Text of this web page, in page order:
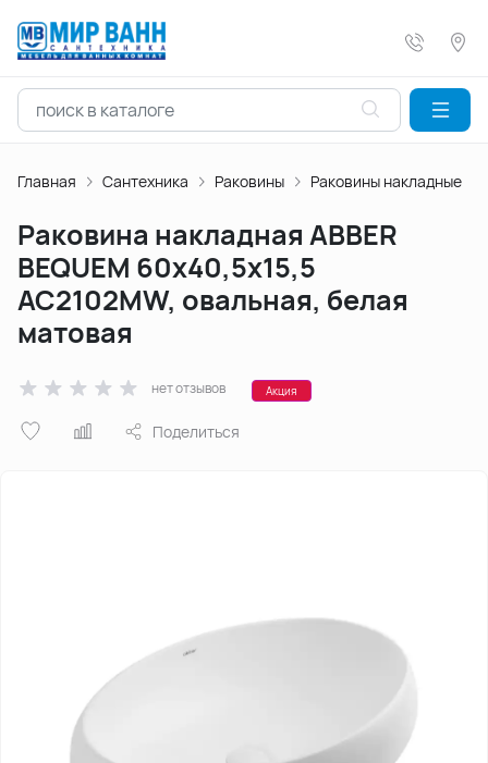
Главная Сантехника Раковины Раковины накладные
Раковина накладная ABBER
BEQUEM 60х40,5х15,5
AC2102MW, овальная, белая
матовая
нет отзывов Акция
Поделиться